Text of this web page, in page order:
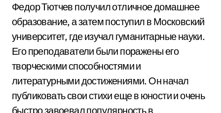
Федор Тютчев получил отличное домашнее
образование, а затем поступил в Московский
университет, где изучал гуманитарные науки.
Его преподаватели были поражены его
творческими способностями и
литературными достижениями. Он начал
публиковать свои стихи еще в юности и очень
быстро завоевал популярность в